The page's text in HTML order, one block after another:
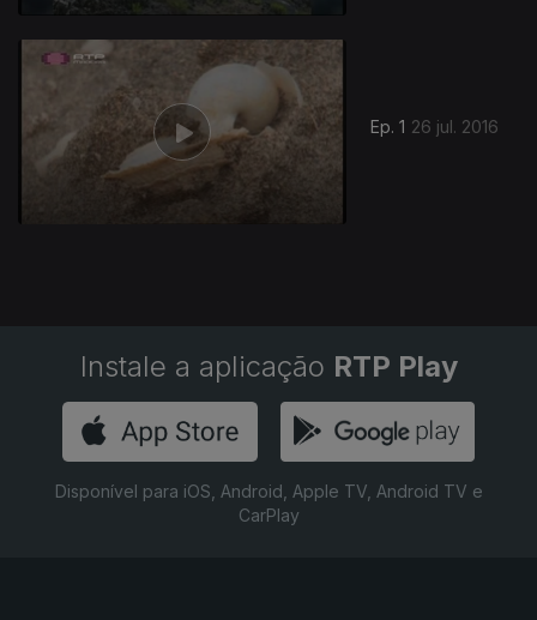
Ep. 1 26 jul. 2016
Instale a aplicação RTP Play
Disponível para iOS, Android, Apple TV, Android TV e
CarPlay